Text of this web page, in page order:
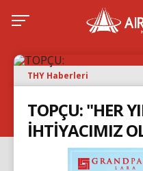
THY Haberleri
TOPÇU: "HER
İHTİYACIMIZ